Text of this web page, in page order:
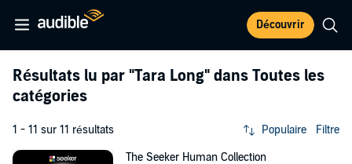
Découvrir
Résultats lu par "Tara Long" dans Toutes les
catégories
1 - 11 sur 11 résultats Populaire Filtre
The Seeker Human Collection